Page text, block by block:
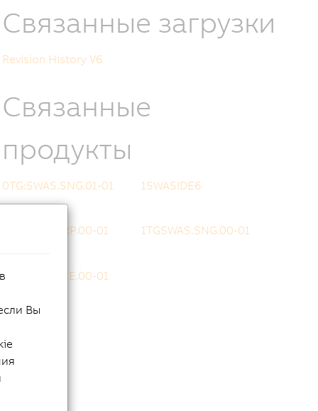
Связанные загрузки
Revision History V6
Связанные
продукты
0TG:SWAS.SNG.01-01 1SWASIDE6
1TGSWAS.CRP.00-01 1TGSWAS.SNG.00-01
1TGSWAS.STE.00-01
Вы